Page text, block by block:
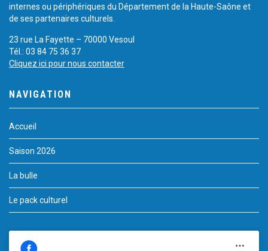
internes ou périphériques du Département de la Haute-Saône et
de ses partenaires culturels.
23 rue La Fayette – 70000 Vesoul
Tél.: 03 84 75 36 37
Cliquez ici pour nous contacter
NAVIGATION
Accueil
Saison 2026
La bulle
Le pack culturel